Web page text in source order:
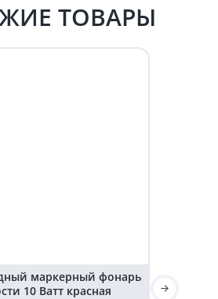
ТОВАРЫ
маркерный фонарь
10 Ватт красная